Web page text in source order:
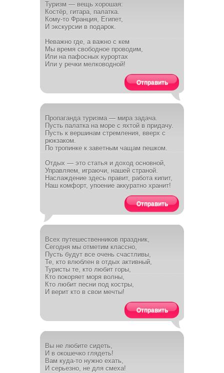
Туризм — вещь хорошая:
Костёр, гитара, палатка.
Кому-то Франция, Египет,
И экскурсии в подарок.
Неважно где, а важно с кем
Мы время свободное проводим,
Или на пафосных курортах
Или у речки мелководной!
Отправить
Пропаганда туризма — мира задача.
Пусть палатка на море с яхтой в придачу.
Пусть к вершинам стремления, вверх с
рюкзаком.
По тропинке к заветным чащам пешком.
Отдых — это статья и доход основной,
Управляем, играючи, нашей страной.
Наслаждение здесь правит, работа кипит,
Наш комфорт, упоение аккуратно хранит!
Отправить
Всех путешественников праздник,
Сегодня мы отметим классно,
Пусть будут все очень счастливы,
Те, кто влюблен в отдых активный,
Туристы те, кто любит горы,
Кто покоряет моря волны,
Кто любит песни под костры,
И верит кто в свои мечты!
Отправить
Вы не любите сидеть,
И в окошечко глядеть!
Вам куда-то нужно ехать,
И серьезно, не для смеха!